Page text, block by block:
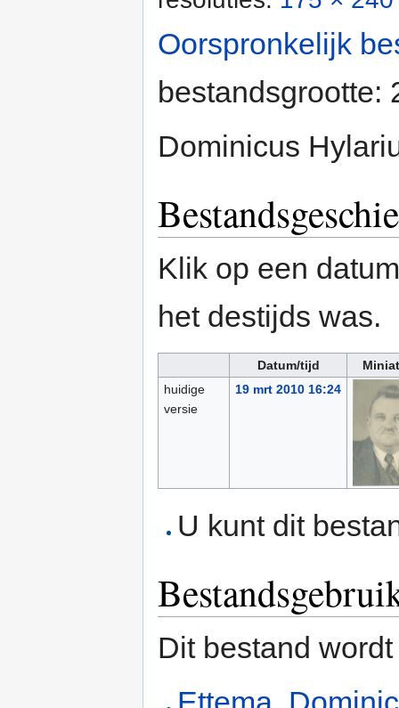
Oorspronkelijk
bestandsgrootte:
Dominicus
Klik op een
het destijds was.
Datum/tijd
huidige
versie
19 mrt 2010 16:24
U kunt dit
Dit bestand